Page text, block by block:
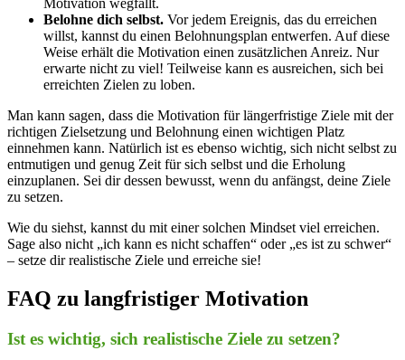
Motivation wegfällt.
Belohne dich selbst. Vor jedem Ereignis, das du erreichen
willst, kannst du einen Belohnungsplan entwerfen. Auf diese
Weise erhält die Motivation einen zusätzlichen Anreiz. Nur
erwarte nicht zu viel! Teilweise kann es ausreichen, sich bei
erreichten Zielen zu loben.
Man kann sagen, dass die Motivation für längerfristige Ziele mit der
richtigen Zielsetzung und Belohnung einen wichtigen Platz
einnehmen kann. Natürlich ist es ebenso wichtig, sich nicht selbst zu
entmutigen und genug Zeit für sich selbst und die Erholung
einzuplanen. Sei dir dessen bewusst, wenn du anfängst, deine Ziele
zu setzen.
Wie du siehst, kannst du mit einer solchen Mindset viel erreichen.
Sage also nicht „ich kann es nicht schaffen“ oder „es ist zu schwer“
– setze dir realistische Ziele und erreiche sie!
FAQ zu langfristiger Motivation
Ist es wichtig, sich realistische Ziele zu setzen?